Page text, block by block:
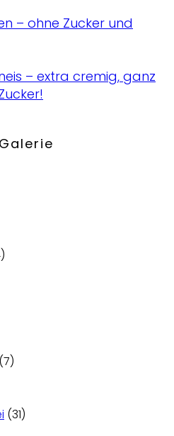
– ohne Zucker und
– extra cremig, ganz
(7)
(31)